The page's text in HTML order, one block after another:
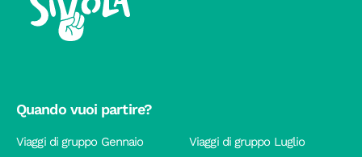
Quando vuoi partire?
Viaggi di gruppo Gennaio
Viaggi di gruppo Luglio